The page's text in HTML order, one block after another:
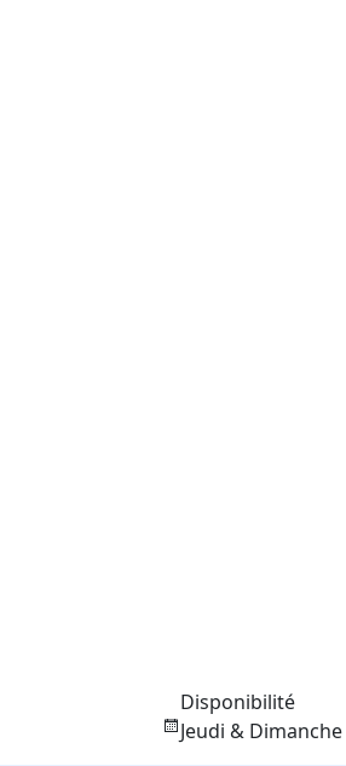
Disponibilité
Jeudi & Dimanche